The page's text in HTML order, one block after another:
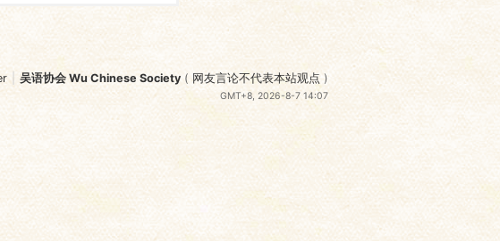
吴语协会 Wu Chinese Society ( 网友言论不代表本站观点 )
GMT+8, 2026-8-7 14:07